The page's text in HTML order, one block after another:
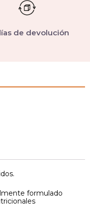
de devolución
formulado